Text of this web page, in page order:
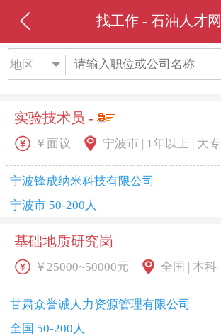
找工作 - 石油人才网
地区
实验技术员 -
￥面议 宁波市 | 1年以上 | 大专
宁波锋成纳米科技有限公司
宁波市 50-200人
基础地质研究岗
￥25000~50000元 全国 | 本科
甘肃众誉诚人力资源管理有限公司
全国 50-200人